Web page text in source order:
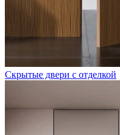
Скрытые двери с отделкой